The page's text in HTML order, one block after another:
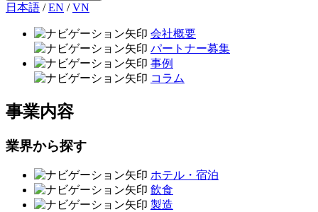
日本語 / EN / VN
会社概要
パートナー募集
事例
コラム
事業内容
業界から探す
ホテル・宿泊
飲食
製造